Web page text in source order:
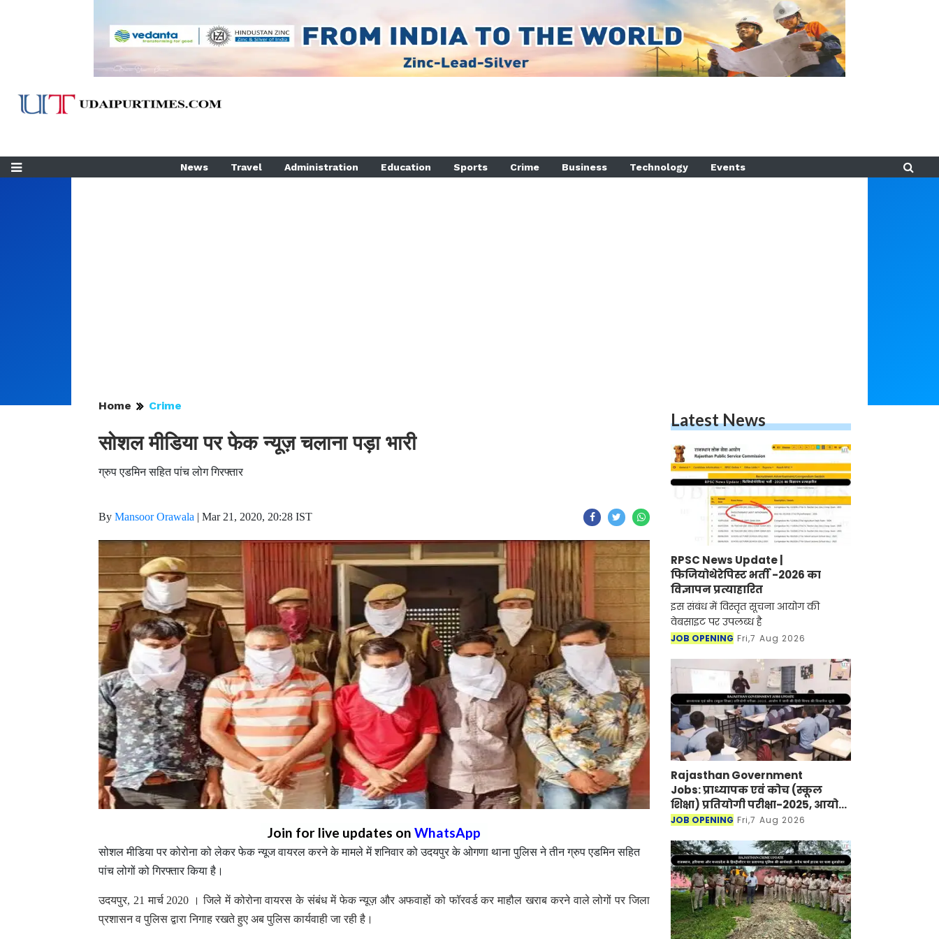
News Travel Administration Education Sports Crime Business Technology Events
Home Crime
सोशल मीडिया पर फेक न्यूज़ चलाना पड़ा भारी
ग्रुप एडमिन सहित पांच लोग गिरफ्तार
By Mansoor Orawala | Mar 21, 2020, 20:28 IST
Join for live updates on WhatsApp
सोशल मीडिया पर कोरोना को लेकर फेक न्यूज वायरल करने के मामले में शनिवार को उदयपुर के ओगणा थाना पुलिस ने तीन ग्रुप एडमिन सहित
पांच लोगों को गिरफ्तार किया है।
उदयपुर, 21 मार्च 2020 । जिले में कोरोना वायरस के संबंध में फेक न्यूज़ और अफवाहों को फॉरवर्ड कर माहौल खराब करने वाले लोगों पर जिला
प्रशासन व पुलिस द्वारा निगाह रखते हुए अब पुलिस कार्यवाही जा रही है।
Latest News
RPSC News Update |
फिजियोथेरेपिस्ट भर्ती -2026 का
विज्ञापन प्रत्याहारित
इस संबंध में विस्तृत सूचना आयोग की
वेबसाइट पर उपलब्ध है
JOB OPENING Fri,7 Aug 2026
Rajasthan Government
Jobs: प्राध्यापक एवं कोच (स्कूल
शिक्षा) प्रतियोगी परीक्षा-2025, आयोग
ने जारी की हिंदी विषय की विचारित
JOB OPENING Fri,7 Aug 2026